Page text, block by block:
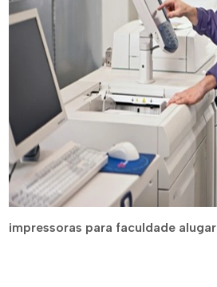
impressoras para faculdade alugar